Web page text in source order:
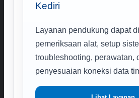
Kediri
Layanan pendukung dapat
pemeriksaan alat, setup
troubleshooting, perawatan,
penyesuaian koneksi data